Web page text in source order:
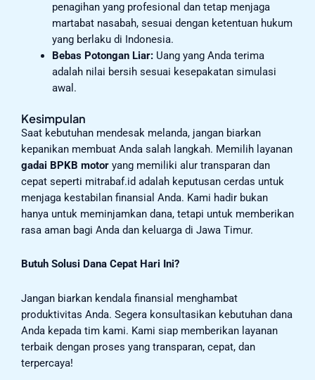
penagihan yang profesional dan tetap menjaga
martabat nasabah, sesuai dengan ketentuan hukum
yang berlaku di Indonesia.
Bebas Potongan Liar:Uang yang Anda terima
adalah nilai bersih sesuai kesepakatan simulasi
awal.
Kesimpulan
Saat kebutuhan mendesak melanda, jangan biarkan
kepanikan membuat Anda salah langkah. Memilih layanan
gadai BPKB motor yang memiliki alur transparan dan
cepat seperti mitrabaf.id adalah keputusan cerdas untuk
menjaga kestabilan finansial Anda. Kami hadir bukan
hanya untuk meminjamkan dana, tetapi untuk memberikan
rasa aman bagi Anda dan keluarga di Jawa Timur.
Butuh Solusi Dana Cepat Hari Ini?
Jangan biarkan kendala finansial menghambat
produktivitas Anda. Segera konsultasikan kebutuhan dana
Anda kepada tim kami. Kami siap memberikan layanan
terbaik dengan proses yang transparan, cepat, dan
terpercaya!